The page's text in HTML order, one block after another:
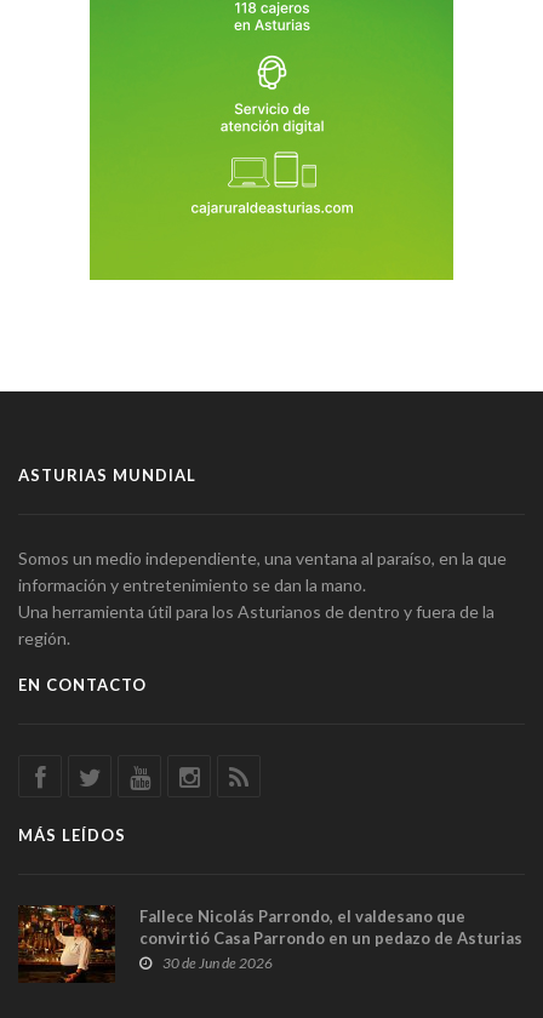
ASTURIAS MUNDIAL
Somos un medio independiente, una ventana al paraíso, en la que
información y entretenimiento se dan la mano.
Una herramienta útil para los Asturianos de dentro y fuera de la
región.
EN CONTACTO
MÁS LEÍDOS
Fallece Nicolás Parrondo, el valdesano que
convirtió Casa Parrondo en un pedazo de Asturias
en Madrid
30 de Jun de 2026